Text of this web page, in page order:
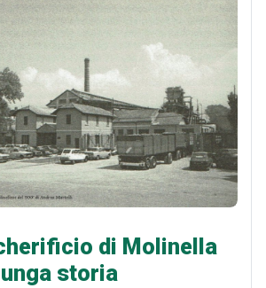
di Molinella
storia